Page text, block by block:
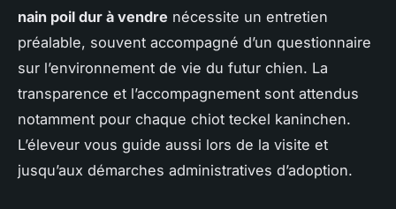
nain poil dur à vendre nécessite un entretien
préalable, souvent accompagné d’un questionnaire
sur l’environnement de vie du futur chien. La
transparence et l’accompagnement sont attendus
notamment pour chaque chiot teckel kaninchen.
L’éleveur vous guide aussi lors de la visite et
jusqu’aux démarches administratives d’adoption.